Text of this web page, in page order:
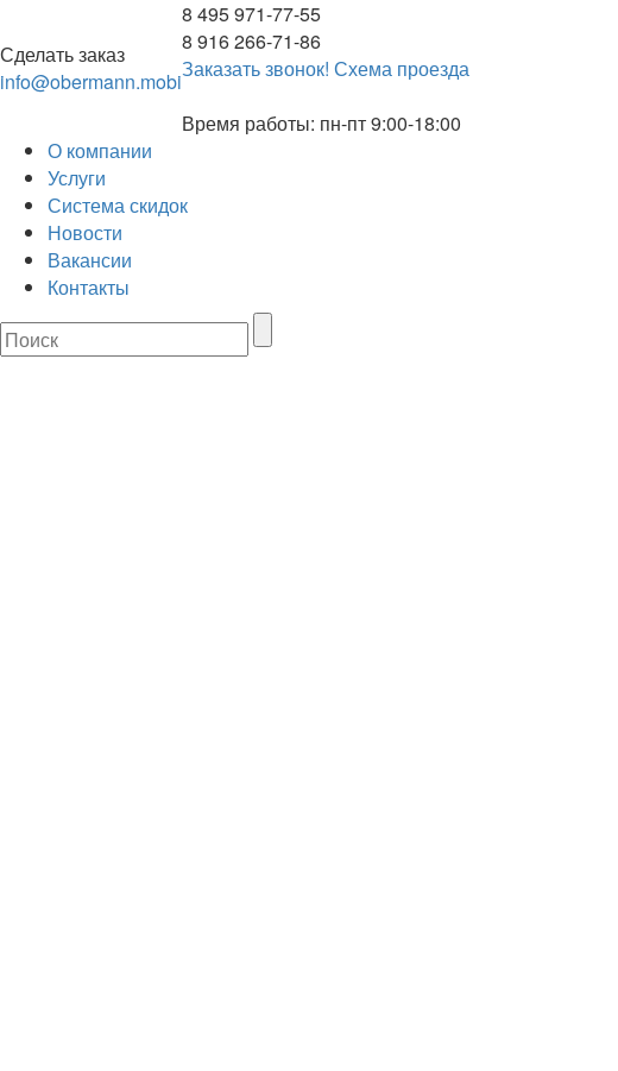
Сделать заказ
info@obermann.mobi
8 495 971-77-55
8 916 266-71-86
Заказать звонок! Схема проезда
Время работы: пн-пт 9:00-18:00
О компании
Услуги
Система скидок
Новости
Вакансии
Контакты